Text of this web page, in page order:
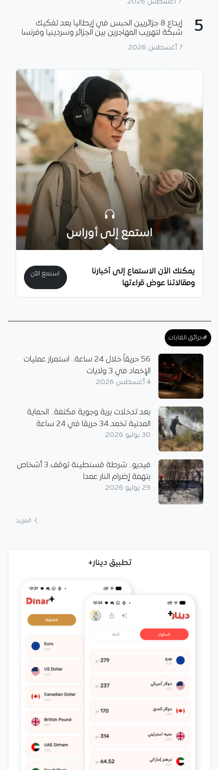
7 أغسطس 2026
5
إيداع 8 جزائريين الحبس في إيطاليا بعد تفكيك
شبكة لتهريب المهاجرين بين الجزائر وسردينيا وفرنسا
7 أغسطس 2026
استمع إلى أوراس
يمكنك الآن الاستماع إلى أخبارنا
ومقالاتنا عوض قراءتها
استمع الآن
#حرائق الغابات
56 حريقاً خلال 24 ساعة.. استمرار عمليات
الإخماد في 3 ولايات
4 أغسطس 2026
بعد تدخلات برية وجوية مكثفة.. الحماية
المدنية تخمد 34 حريقا في 24 ساعة
30 يوليو 2026
فيديو.. شرطة قسنطينة توقف 3 أشخاص
بتهمة إضرام النار عمدا
29 يوليو 2026
المزيد
تطبيق دينار+